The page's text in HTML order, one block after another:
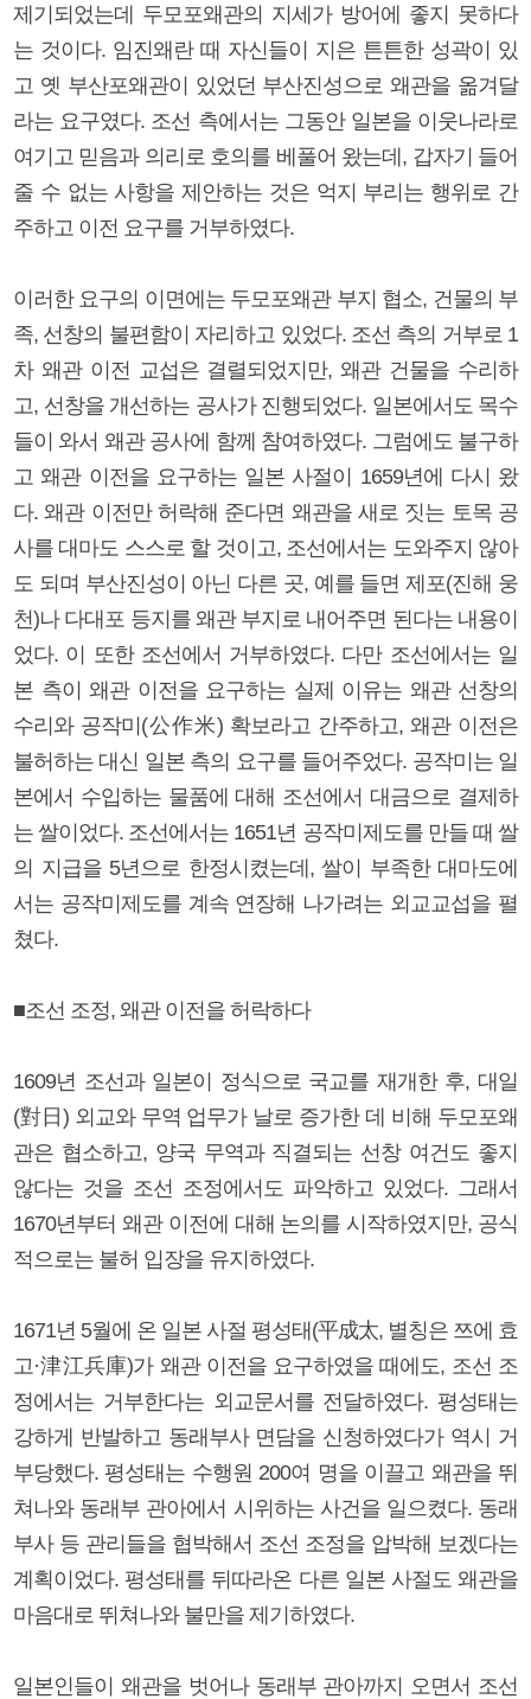
제기되었는데 두모포왜관의 지세가 방어에 좋지 못하다
는 것이다. 임진왜란 때 자신들이 지은 튼튼한 성곽이 있
고 옛 부산포왜관이 있었던 부산진성으로 왜관을 옮겨달
라는 요구였다. 조선 측에서는 그동안 일본을 이웃나라로
여기고 믿음과 의리로 호의를 베풀어 왔는데, 갑자기 들어
줄 수 없는 사항을 제안하는 것은 억지 부리는 행위로 간
주하고 이전 요구를 거부하였다.
이러한 요구의 이면에는 두모포왜관 부지 협소, 건물의 부
족, 선창의 불편함이 자리하고 있었다. 조선 측의 거부로 1
차 왜관 이전 교섭은 결렬되었지만, 왜관 건물을 수리하
고, 선창을 개선하는 공사가 진행되었다. 일본에서도 목수
들이 와서 왜관 공사에 함께 참여하였다. 그럼에도 불구하
고 왜관 이전을 요구하는 일본 사절이 1659년에 다시 왔
다. 왜관 이전만 허락해 준다면 왜관을 새로 짓는 토목 공
사를 대마도 스스로 할 것이고, 조선에서는 도와주지 않아
도 되며 부산진성이 아닌 다른 곳, 예를 들면 제포(진해 웅
천)나 다대포 등지를 왜관 부지로 내어주면 된다는 내용이
었다. 이 또한 조선에서 거부하였다. 다만 조선에서는 일
본 측이 왜관 이전을 요구하는 실제 이유는 왜관 선창의
수리와 공작미(公作米) 확보라고 간주하고, 왜관 이전은
불허하는 대신 일본 측의 요구를 들어주었다. 공작미는 일
본에서 수입하는 물품에 대해 조선에서 대금으로 결제하
는 쌀이었다. 조선에서는 1651년 공작미제도를 만들 때 쌀
의 지급을 5년으로 한정시켰는데, 쌀이 부족한 대마도에
서는 공작미제도를 계속 연장해 나가려는 외교교섭을 펼
쳤다.
■조선 조정, 왜관 이전을 허락하다
1609년 조선과 일본이 정식으로 국교를 재개한 후, 대일
(對日) 외교와 무역 업무가 날로 증가한 데 비해 두모포왜
관은 협소하고, 양국 무역과 직결되는 선창 여건도 좋지
않다는 것을 조선 조정에서도 파악하고 있었다. 그래서
1670년부터 왜관 이전에 대해 논의를 시작하였지만, 공식
적으로는 불허 입장을 유지하였다.
1671년 5월에 온 일본 사절 평성태(平成太, 별칭은 쯔에 효
고·津江兵庫)가 왜관 이전을 요구하였을 때에도, 조선 조
정에서는 거부한다는 외교문서를 전달하였다. 평성태는
강하게 반발하고 동래부사 면담을 신청하였다가 역시 거
부당했다. 평성태는 수행원 200여 명을 이끌고 왜관을 뛰
쳐나와 동래부 관아에서 시위하는 사건을 일으켰다. 동래
부사 등 관리들을 협박해서 조선 조정을 압박해 보겠다는
계획이었다. 평성태를 뒤따라온 다른 일본 사절도 왜관을
마음대로 뛰쳐나와 불만을 제기하였다.
일본인들이 왜관을 벗어나 동래부 관아까지 오면서 조선